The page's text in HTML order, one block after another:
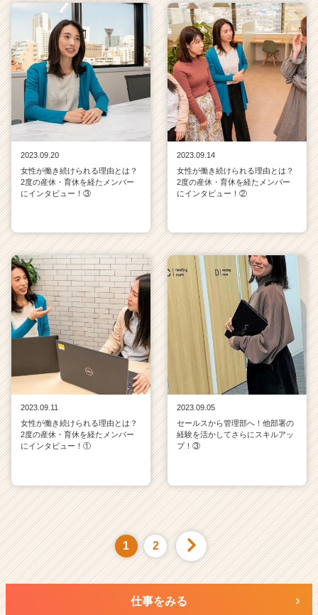
2023.09.20
女性が働き続けられる理由とは？
2度の産休・育休を経たメンバー
にインタビュー！③
2023.09.14
女性が働き続けられる理由とは？
2度の産休・育休を経たメンバー
にインタビュー！②
2023.09.11
女性が働き続けられる理由とは？
2度の産休・育休を経たメンバー
にインタビュー！①
2023.09.05
セールスから管理部へ！他部署の
経験を活かしてさらにスキルアッ
プ！③
1 2
仕事をみる